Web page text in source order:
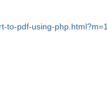
to-pdf-using-php.html?m=1